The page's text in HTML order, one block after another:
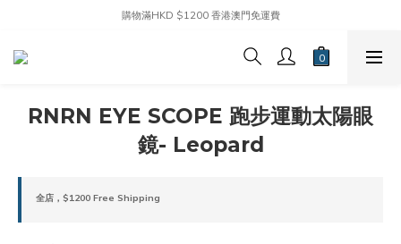
購物滿HKD $1200 香港澳門免運費
RNRN EYE SCOPE 跑步運動太陽眼
鏡- Leopard
全店，$1200 Free Shipping